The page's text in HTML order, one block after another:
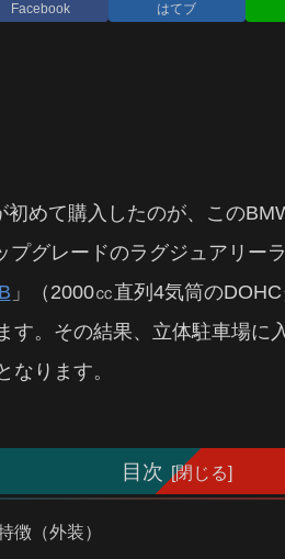
Facebook はてブ
めて購入したのが、この
プグレードのラグジュアリー
」（2000㏄直列4気筒の
す。その結果、立体駐車場に
なります。
目次
徴（外装）